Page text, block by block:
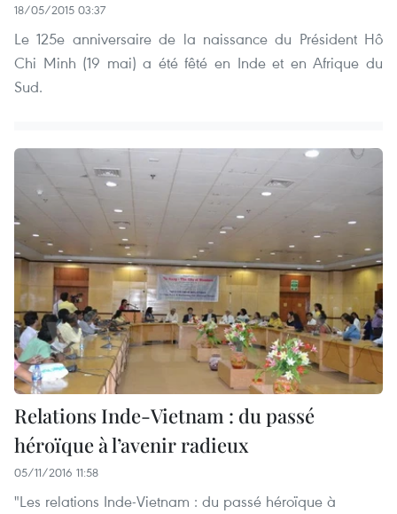
18/05/2015 03:37
Le 125e anniversaire de la naissance du Président Hô
Chi Minh (19 mai) a été fêté en Inde et en Afrique du
Sud.
Relations Inde-Vietnam : du passé
héroïque à l’avenir radieux
05/11/2016 11:58
"Les relations Inde-Vietnam : du passé héroïque à